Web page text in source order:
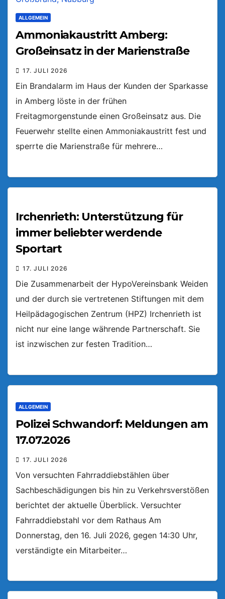
ALLGEMEIN
Ammoniakaustritt Amberg:
Großeinsatz in der Marienstraße
17. JULI 2026
Ein Brandalarm im Haus der Kunden der Sparkasse
in Amberg löste in der frühen
Freitagmorgenstunde einen Großeinsatz aus. Die
Feuerwehr stellte einen Ammoniakaustritt fest und
sperrte die Marienstraße für mehrere…
Irchenrieth: Unterstützung für
immer beliebter werdende
Sportart
17. JULI 2026
Die Zusammenarbeit der HypoVereinsbank Weiden
und der durch sie vertretenen Stiftungen mit dem
Heilpädagogischen Zentrum (HPZ) Irchenrieth ist
nicht nur eine lange währende Partnerschaft. Sie
ist inzwischen zur festen Tradition…
ALLGEMEIN
Polizei Schwandorf: Meldungen am
17.07.2026
17. JULI 2026
Von versuchten Fahrraddiebstählen über
Sachbeschädigungen bis hin zu Verkehrsverstößen
berichtet der aktuelle Überblick. Versuchter
Fahrraddiebstahl vor dem Rathaus Am
Donnerstag, den 16. Juli 2026, gegen 14:30 Uhr,
verständigte ein Mitarbeiter…